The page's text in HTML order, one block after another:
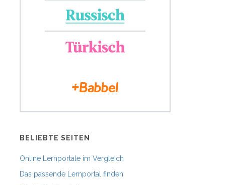
BELIEBTE SEITEN
Online Lernportale im Vergleich
Das passende Lernportal finden